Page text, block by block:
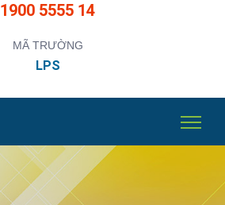
1900 5555 14
MÃ TRƯỜNG
LPS